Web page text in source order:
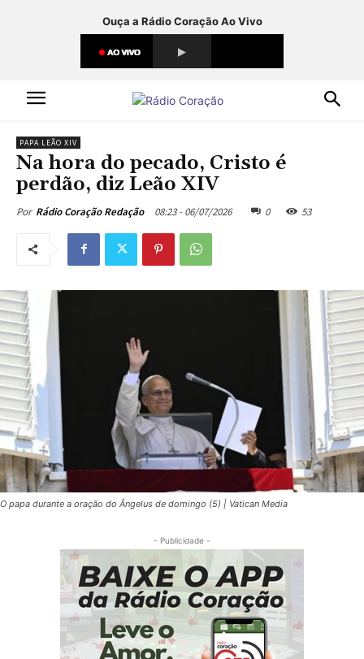
Ouça a Rádio Coração Ao Vivo
PAPA LEÃO XIV
Na hora do pecado, Cristo é
perdão, diz Leão XIV
Por Rádio Coração Redação 08:23 - 06/07/2026 0 53
O papa durante a oração do Ângelus de domingo (5) | Vatican Media
- Publicidade -